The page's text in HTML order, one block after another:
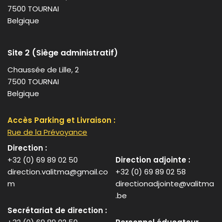
7500 TOURNAI
Belgique
Site 2 (Siège administratif)
Chaussée de Lille, 2
7500 TOURNAI
Belgique
Accès Parking et Livraison :
Rue de la Prévoyance
Direction :
+32 (0) 69 89 02 50
direction.valitma@gmail.co
m
Secrétariat de direction :
Direction adjointe :
+32 (0) 69 89 02 58
directionadjointe@valitma
.be